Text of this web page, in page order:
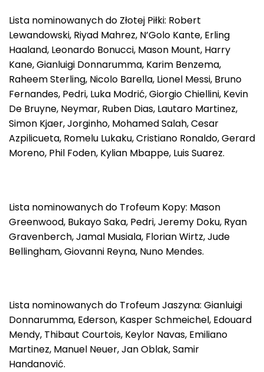
Lista nominowanych do Złotej Piłki: Robert
Lewandowski, Riyad Mahrez, N’Golo Kante, Erling
Haaland, Leonardo Bonucci, Mason Mount, Harry
Kane, Gianluigi Donnarumma, Karim Benzema,
Raheem Sterling, Nicolo Barella, Lionel Messi, Bruno
Fernandes, Pedri, Luka Modrić, Giorgio Chiellini, Kevin
De Bruyne, Neymar, Ruben Dias, Lautaro Martinez,
Simon Kjaer, Jorginho, Mohamed Salah, Cesar
Azpilicueta, Romelu Lukaku, Cristiano Ronaldo, Gerard
Moreno, Phil Foden, Kylian Mbappe, Luis Suarez.
Lista nominowanych do Trofeum Kopy: Mason
Greenwood, Bukayo Saka, Pedri, Jeremy Doku, Ryan
Gravenberch, Jamal Musiala, Florian Wirtz, Jude
Bellingham, Giovanni Reyna, Nuno Mendes.
Lista nominowanych do Trofeum Jaszyna: Gianluigi
Donnarumma, Ederson, Kasper Schmeichel, Edouard
Mendy, Thibaut Courtois, Keylor Navas, Emiliano
Martinez, Manuel Neuer, Jan Oblak, Samir
Handanović.